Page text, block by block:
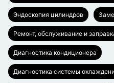
Эндоскопия цилиндров
Ремонт, обслуживание и
Диагностика кондиционера
Диагностика системы